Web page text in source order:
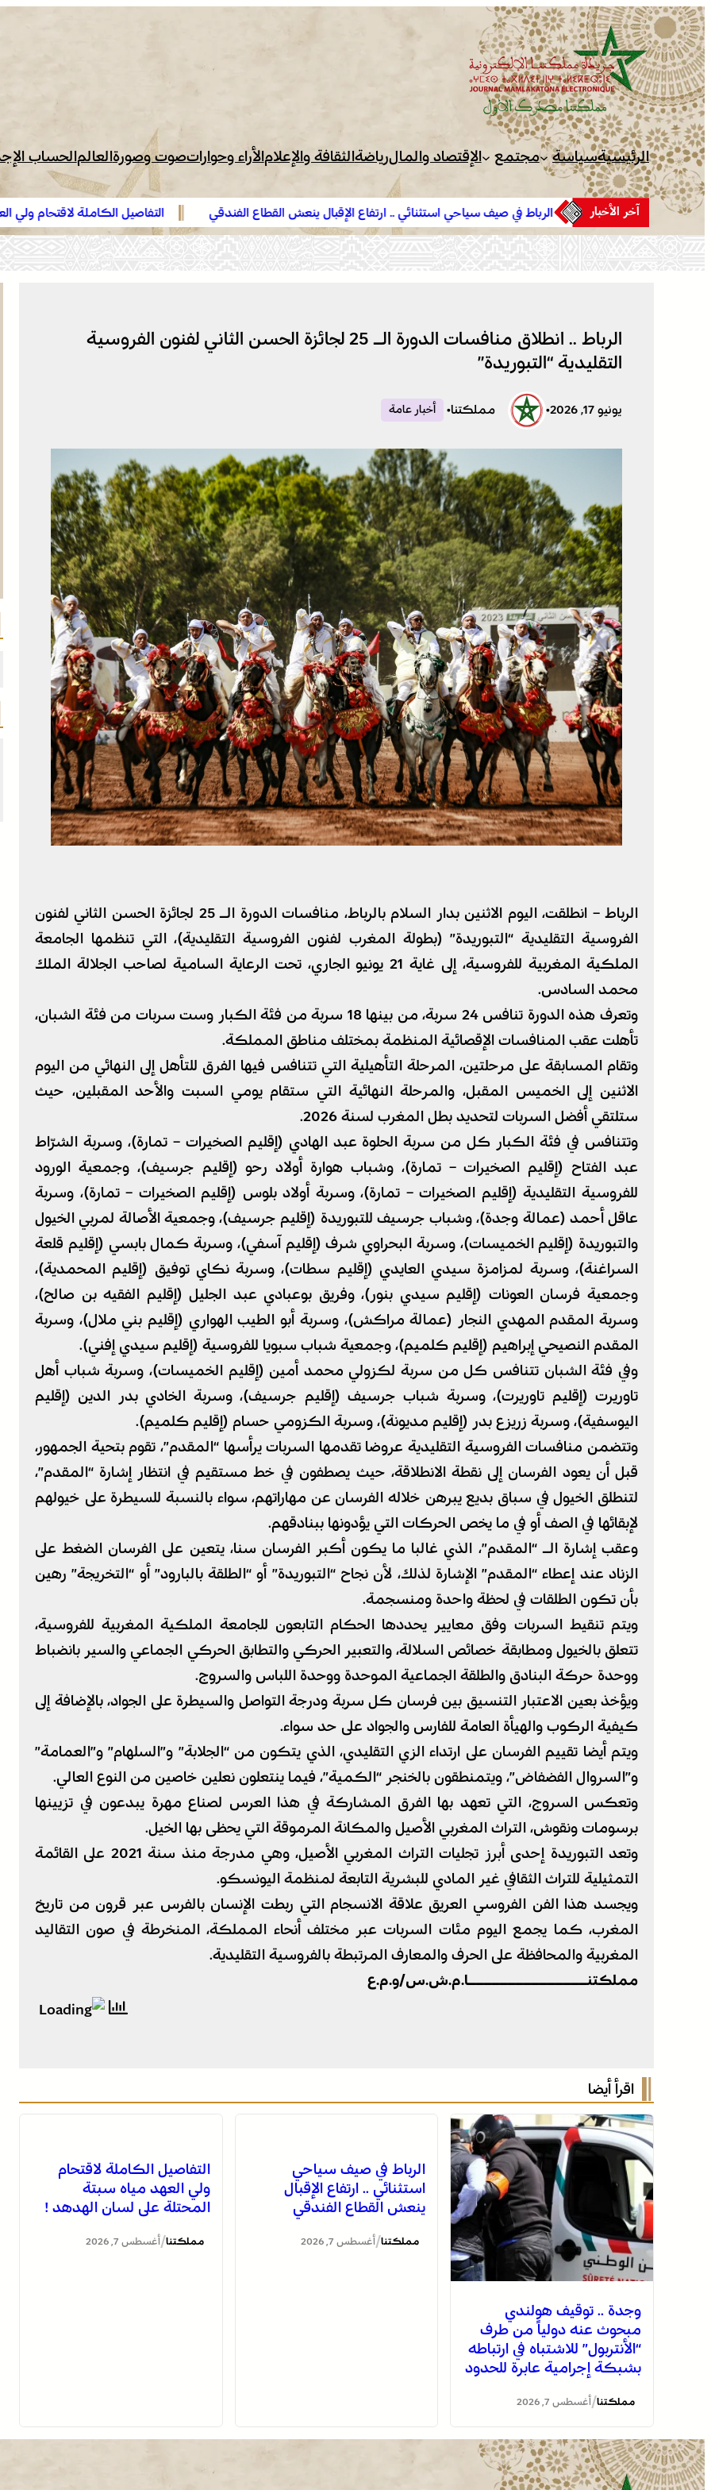
تخطى
إلى
المحتوى
الرئيسيةسياسة مجتمع الإقتصاد والمالرياضةالثقافة والإعلامالأراء وحواراتصوت وصورةالعالمالحساب
آخر الأخبار
الرباط في صيف سياحي استثنائي .. ارتفاع الإقبال ينعش القطاع الفندقي
التفاصيل الكاملة لاقتحام ولي العهد مياه سبتة المحتلة
الهدهد !
الرباط .. انطلاق منافسات الدورة الـ 25 لجائزة الحسن الثاني لفنون الفروسية
التقليدية “التبوريدة”
يونيو 17, 2026 • مملكتنا• أخبار عامة
الرباط – انطلقت، اليوم الاثنين بدار السلام بالرباط، منافسات الدورة الـ 25 لجائزة الحسن الثاني لفنون
الفروسية التقليدية “التبوريدة” (بطولة المغرب لفنون الفروسية التقليدية)، التي تنظمها الجامعة
الملكية المغربية للفروسية، إلى غاية 21 يونيو الجاري، تحت الرعاية السامية لصاحب الجلالة الملك
محمد السادس.
وتعرف هذه الدورة تنافس 24 سربة، من بينها 18 سربة من فئة الكبار وست سربات من فئة الشبان،
تأهلت عقب المنافسات الإقصائية المنظمة بمختلف مناطق المملكة.
وتقام المسابقة على مرحلتين، المرحلة التأهيلية التي تتنافس فيها الفرق للتأهل إلى النهائي من اليوم
الاثنين إلى الخميس المقبل، والمرحلة النهائية التي ستقام يومي السبت والأحد المقبلين، حيث
ستلتقي أفضل السربات لتحديد بطل المغرب لسنة 2026.
وتتنافس في فئة الكبار كل من سربة الحلوة عبد الهادي (إقليم الصخيرات – تمارة)، وسربة الشرّاط
عبد الفتاح (إقليم الصخيرات – تمارة)، وشباب هوارة أولاد رحو (إقليم جرسيف)، وجمعية الورود
للفروسية التقليدية (إقليم الصخيرات – تمارة)، وسربة أولاد بلوس (إقليم الصخيرات – تمارة)، وسربة
عاقل أحمد (عمالة وجدة)، وشباب جرسيف للتبوريدة (إقليم جرسيف)، وجمعية الأصالة لمربي الخيول
والتبوريدة (إقليم الخميسات)، وسربة البحراوي شرف (إقليم آسفي)، وسربة كمال بابسي (إقليم قلعة
السراغنة)، وسربة لمزامزة سيدي العايدي (إقليم سطات)، وسربة نكاي توفيق (إقليم المحمدية)،
وجمعية فرسان العونات (إقليم سيدي بنور)، وفريق بوعبادي عبد الجليل (إقليم الفقيه بن صالح)،
وسربة المقدم المهدي النجار (عمالة مراكش)، وسربة أبو الطيب الهواري (إقليم بني ملال)، وسربة
المقدم النصيحي إبراهيم (إقليم كلميم)، وجمعية شباب سبويا للفروسية (إقليم سيدي إفني).
وفي فئة الشبان تتنافس كل من سربة لكزولي محمد أمين (إقليم الخميسات)، وسربة شباب أهل
تاوريرت (إقليم تاوريرت)، وسربة شباب جرسيف (إقليم جرسيف)، وسربة الخادي بدر الدين (إقليم
اليوسفية)، وسربة زريزع بدر (إقليم مديونة)، وسربة الكزومي حسام (إقليم كلميم).
وتتضمن منافسات الفروسية التقليدية عروضا تقدمها السربات يرأسها “المقدم”، تقوم بتحية الجمهور،
قبل أن يعود الفرسان إلى نقطة الانطلاقة، حيث يصطفون في خط مستقيم في انتظار إشارة “المقدم”،
لتنطلق الخيول في سباق بديع يبرهن خلاله الفرسان عن مهاراتهم، سواء بالنسبة للسيطرة على خيولهم
لإبقائها في الصف أو في ما يخص الحركات التي يؤدونها ببنادقهم.
وعقب إشارة الـ “المقدم”، الذي غالبا ما يكون أكبر الفرسان سنا، يتعين على الفرسان الضغط على
الزناد عند إعطاء “المقدم” الإشارة لذلك، لأن نجاح “التبوريدة” أو “الطلقة بالبارود” أو “التخريجة” رهين
بأن تكون الطلقات في لحظة واحدة ومنسجمة.
ويتم تنقيط السربات وفق معايير يحددها الحكام التابعون للجامعة الملكية المغربية للفروسية،
تتعلق بالخيول ومطابقة خصائص السلالة، والتعبير الحركي والتطابق الحركي الجماعي والسير بانضباط
ووحدة حركة البنادق والطلقة الجماعية الموحدة ووحدة اللباس والسروج.
ويؤخذ بعين الاعتبار التنسيق بين فرسان كل سربة ودرجة التواصل والسيطرة على الجواد، بالإضافة إلى
كيفية الركوب والهيأة العامة للفارس والجواد على حد سواء.
ويتم أيضا تقييم الفرسان على ارتداء الزي التقليدي، الذي يتكون من “الجلابة” و”السلهام” و”العمامة”
و”السروال الفضفاض”، ويتمنطقون بالخنجر “الكمية”، فيما ينتعلون نعلين خاصين من النوع العالي.
وتعكس السروج، التي تعهد بها الفرق المشاركة في هذا العرس لصناع مهرة يبدعون في تزيينها
برسومات ونقوش، التراث المغربي الأصيل والمكانة المرموقة التي يحظى بها الخيل.
وتعد التبوريدة إحدى أبرز تجليات التراث المغربي الأصيل، وهي مدرجة منذ سنة 2021 على القائمة
التمثيلية للتراث الثقافي غير المادي للبشرية التابعة لمنظمة اليونسكو.
ويجسد هذا الفن الفروسي العريق علاقة الانسجام التي ربطت الإنسان بالفرس عبر قرون من تاريخ
المغرب، كما يجمع اليوم مئات السربات عبر مختلف أنحاء المملكة، المنخرطة في صون التقاليد
المغربية والمحافظة على الحرف والمعارف المرتبطة بالفروسية التقليدية.
مملكتنـــــــــــــــا.م.ش.س/و.م.ع
اقرأ أيضا
وجدة .. توقيف هولندي
مبحوث عنه دولياً من طرف
“الأنتربول” للاشتباه في ارتباطه
بشبكة إجرامية عابرة للحدود
مملكتنا/أغسطس 7, 2026
الرباط في صيف سياحي
استثنائي .. ارتفاع الإقبال
ينعش القطاع الفندقي
مملكتنا/أغسطس 7, 2026
التفاصيل الكاملة لاقتحام
ولي العهد مياه سبتة
المحتلة على لسان الهدهد !
مملكتنا/أغسطس 7, 2026